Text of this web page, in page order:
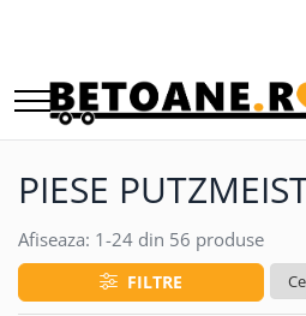
PIESE AUTOBETONIERE
AUTOBETONIERE STETTER
AUTOBETONIERE CIFA
AUTOBETONIERE KARENA
AUTOBETONIERE INTERMIX
AUTOBETONIERE PUTZMEISTER
PIESE
Afiseaza: 1-24 din 56 produse
FILTRE